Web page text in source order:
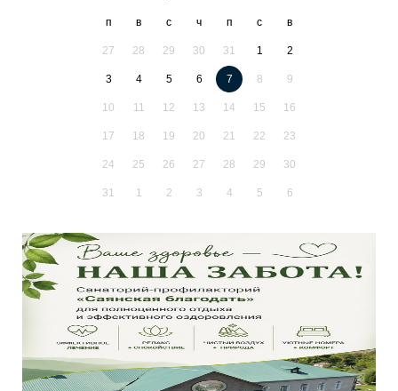
п в с ч п с в
27 28 29 30 31 1 2
3 4 5 6 7 8 9
10 11 12 13 14 15 16
17 18 19 20 21 22 23
24 25 26 27 28 29 30
31 1 2 3 4 5 6